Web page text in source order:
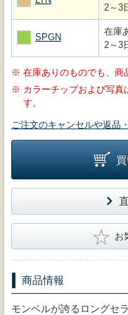
2～3
SPGN
在庫
2～3
※ 在庫ありのものでも、商
※ カラーチップおよび写真
す。
ご注文のキャンセルや返品
★ お
商品情報
モンベルが誇るロングセ